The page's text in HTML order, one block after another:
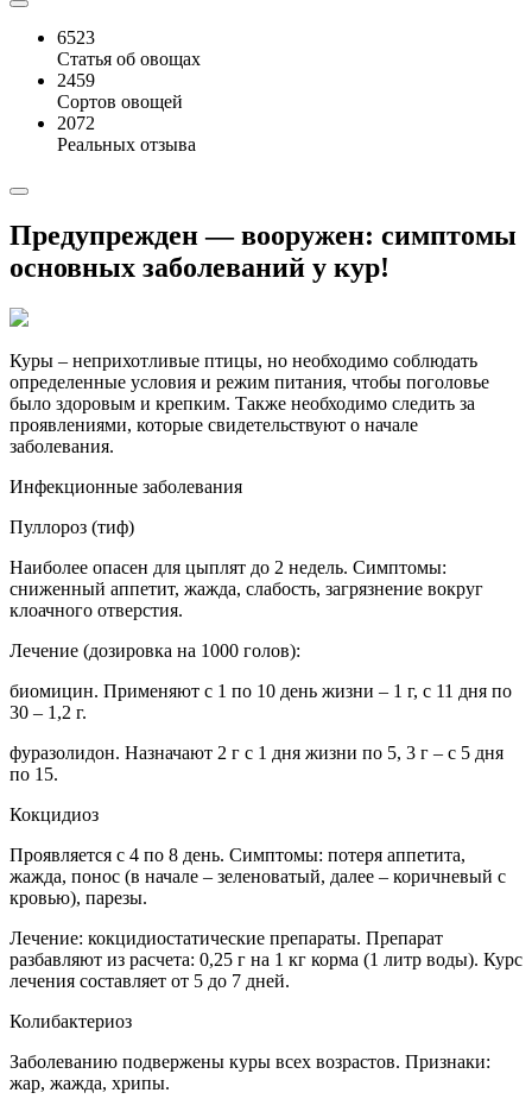
6523
Статья об овощах
2459
Сортов овощей
2072
Реальных отзыва
Предупрежден — вооружен: симптомы
основных заболеваний у кур!
Куры – неприхотливые птицы, но необходимо соблюдать
определенные условия и режим питания, чтобы поголовье
было здоровым и крепким. Также необходимо следить за
проявлениями, которые свидетельствуют о начале
заболевания.
Инфекционные заболевания
Пуллороз (тиф)
Наиболее опасен для цыплят до 2 недель. Симптомы:
сниженный аппетит, жажда, слабость, загрязнение вокруг
клоачного отверстия.
Лечение (дозировка на 1000 голов):
биомицин. Применяют с 1 по 10 день жизни – 1 г, с 11 дня по
30 – 1,2 г.
фуразолидон. Назначают 2 г с 1 дня жизни по 5, 3 г – с 5 дня
по 15.
Кокцидиоз
Проявляется с 4 по 8 день. Симптомы: потеря аппетита,
жажда, понос (в начале – зеленоватый, далее – коричневый с
кровью), парезы.
Лечение: кокцидиостатические препараты. Препарат
разбавляют из расчета: 0,25 г на 1 кг корма (1 литр воды). Курс
лечения составляет от 5 до 7 дней.
Колибактериоз
Заболеванию подвержены куры всех возрастов. Признаки:
жар, жажда, хрипы.